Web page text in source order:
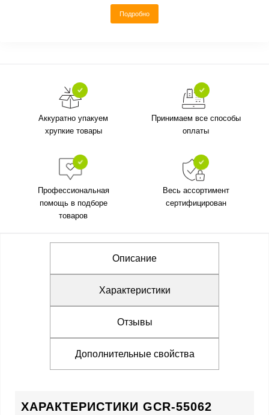
Подробно
Аккуратно упакуем
хрупкие товары
Принимаем все способы
оплаты
Профессиональная
помощь в подборе
товаров
Весь ассортимент
сертифицирован
Описание
Характеристики
Отзывы
Дополнительные свойства
ХАРАКТЕРИСТИКИ GCR-55062